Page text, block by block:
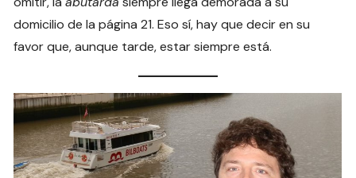
domicilio de la página 21. Eso sí, hay que decir en su
favor que, aunque tarde, estar siempre está.